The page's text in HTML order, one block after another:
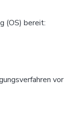
(OS) bereit: